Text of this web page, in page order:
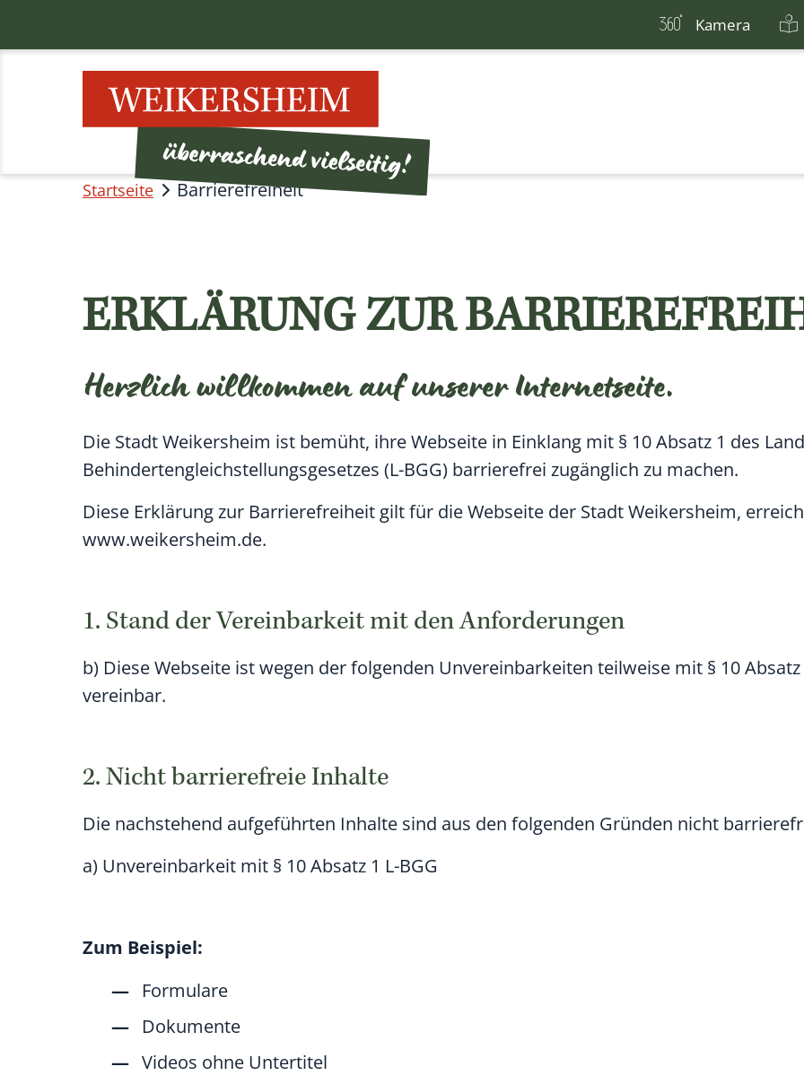
Kamera
Startseite Barrierefreiheit
ERKLÄRUNG ZUR
Herzlich willkommen auf unserer Internetseite.
Die Stadt Weikersheim ist bemüht, ihre Webseite in Einklang mit § 10 Absatz 1 des
Behindertengleichstellungsgesetzes (L-BGG) barrierefrei zugänglich zu machen.
Diese Erklärung zur Barrierefreiheit gilt für die Webseite der Stadt Weikersheim,
www.weikersheim.de.
1. Stand der Vereinbarkeit mit den Anforderungen
b) Diese Webseite ist wegen der folgenden Unvereinbarkeiten teilweise mit § 10 Absatz
vereinbar.
2. Nicht barrierefreie Inhalte
Die nachstehend aufgeführten Inhalte sind aus den folgenden Gründen nicht
a) Unvereinbarkeit mit § 10 Absatz 1 L-BGG
Zum Beispiel:
Formulare
Dokumente
Videos ohne Untertitel